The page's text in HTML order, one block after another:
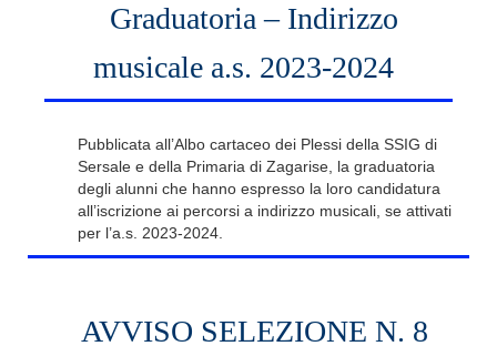
Graduatoria – Indirizzo
musicale a.s. 2023-2024
Pubblicata all’Albo cartaceo dei Plessi della SSIG di
Sersale e della Primaria di Zagarise, la graduatoria
degli alunni che hanno espresso la loro candidatura
all’iscrizione ai percorsi a indirizzo musicali, se attivati
per l’a.s. 2023-2024.
AVVISO SELEZIONE N. 8